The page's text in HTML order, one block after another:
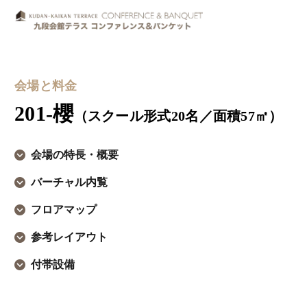
会場と料金
201-櫻（スクール形式20名／面積57㎡）
会場の特長・概要
バーチャル内覧
フロアマップ
参考レイアウト
付帯設備